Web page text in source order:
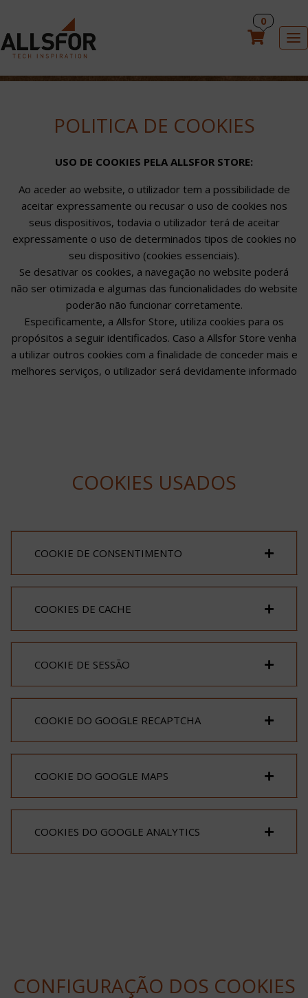
0
×
INDUÇÃO ALLSFOR
ACESSÓRIOS DE COZINHA
POLITICA DE COOKIES
USO DE COOKIES PELA ALLSFOR STORE:
Ao aceder ao website, o utilizador tem a possibilidade de
aceitar expressamente ou recusar o uso de cookies nos
seus dispositivos, todavia o utilizador terá de aceitar
expressamente o uso de determinados tipos de cookies no
seu dispositivo (cookies essenciais).
Se desativar os cookies, a navegação no website poderá
não ser otimizada e algumas das funcionalidades do website
poderão não funcionar corretamente.
Especificamente, a Allsfor Store, utiliza cookies para os
propósitos a seguir identificados. Caso a Allsfor Store venha
a utilizar outros cookies com a finalidade de conceder mais e
melhores serviços, o utilizador será devidamente informado
COOKIES USADOS
COOKIE DE CONSENTIMENTO
COOKIES DE CACHE
COOKIE DE SESSÃO
COOKIE DO GOOGLE RECAPTCHA
COOKIE DO GOOGLE MAPS
COOKIES DO GOOGLE ANALYTICS
CONFIGURAÇÃO DOS COOKIES